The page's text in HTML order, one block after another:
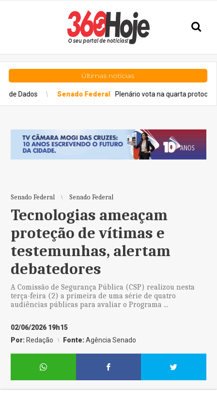
Últimas notícias
Senado Federal Plenário vota na quarta protocolo para
Senado Federal Senado Federal
Tecnologias ameaçam
proteção de vítimas e
testemunhas, alertam
debatedores
A Comissão de Segurança Pública (CSP) realizou nesta
terça-feira (2) a primeira de uma série de quatro
audiências públicas para avaliar o Programa ...
02/06/2026 19h15
Por: Redação Fonte:Agência Senado